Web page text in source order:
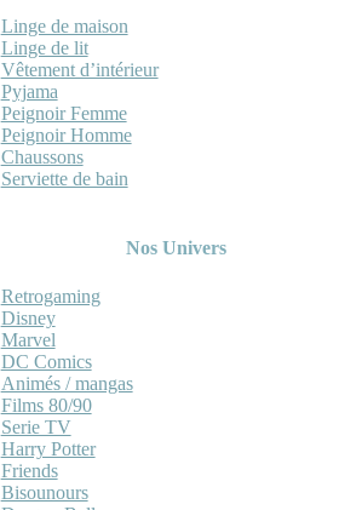
Linge de maison
Linge de lit
Vêtement d’intérieur
Pyjama
Peignoir Femme
Peignoir Homme
Chaussons
Serviette de bain
Nos Univers
Retrogaming
Disney
Marvel
DC Comics
Animés / mangas
Films 80/90
Serie TV
Harry Potter
Friends
Bisounours